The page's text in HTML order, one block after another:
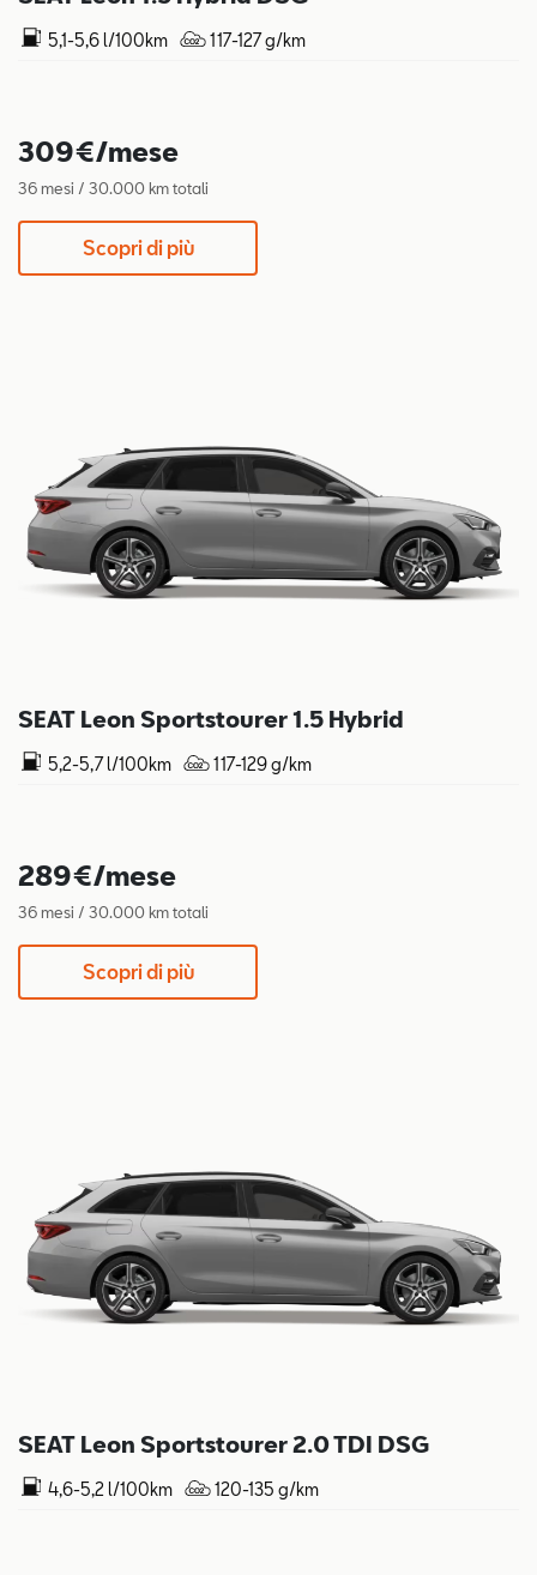
5,1-5,6 l/100km 117-127 g/km
309€/mese
36 mesi / 30.000 km totali
Scopri di più
SEAT Leon Sportstourer 1.5 Hybrid
5,2-5,7 l/100km 117-129 g/km
289€/mese
36 mesi / 30.000 km totali
Scopri di più
SEAT Leon Sportstourer 2.0 TDI DSG
4,6-5,2 l/100km 120-135 g/km